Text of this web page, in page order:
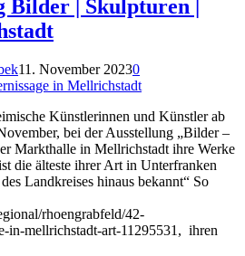
Bilder | Skulpturen |
11. November 20230
Künstlerinnen und Künstler ab
bei der Ausstellung „Bilder –
Markthalle in Mellrichstadt ihre Werke
die älteste ihrer Art in Unterfranken
Landkreises hinaus bekannt“ So
rhoengrabfeld/42-
in-mellrichstadt-art-11295531, ihren